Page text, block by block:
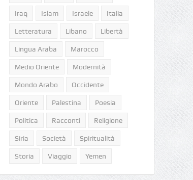
Iraq Islam Israele Italia
Letteratura Libano Libertà
Lingua Araba Marocco
Medio Oriente Modernità
Mondo Arabo Occidente
Oriente Palestina Poesia
Politica Racconti Religione
Siria Società Spiritualità
Storia Viaggio Yemen